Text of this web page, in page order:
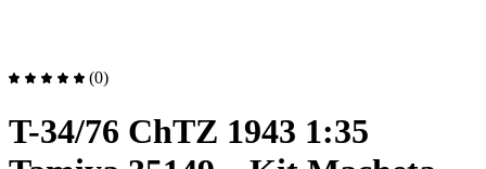
(0)
T-34/76 ChTZ 1943 1:35